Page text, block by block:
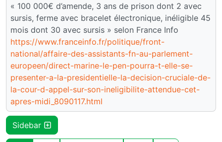
« 100 000€ d’amende, 3 ans de prison dont 2 avec
sursis, ferme avec bracelet électronique, inéligible 45
mois dont 30 avec sursis » selon France Info
https://www.franceinfo.fr/politique/front-
national/affaire-des-assistants-fn-au-parlement-
europeen/direct-marine-le-pen-pourra-t-elle-se-
presenter-a-la-presidentielle-la-decision-cruciale-de-
la-cour-d-appel-sur-son-ineligibilite-attendue-cet-
apres-midi_8090117.html
Sidebar